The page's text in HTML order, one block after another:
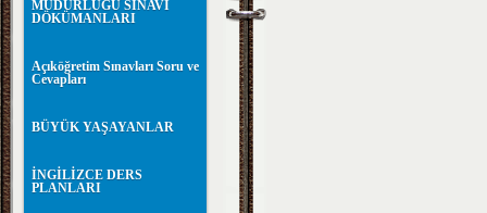
MÜDÜRLÜĞÜ SINAVI
DÖKÜMANLARI
Açıköğretim Sınavları Soru ve
Cevapları
BÜYÜK YAŞAYANLAR
İNGİLİZCE DERS
PLANLARI